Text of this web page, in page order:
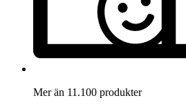
Mer än 11.100 produkter